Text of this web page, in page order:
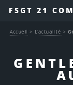
FSGT 21
Accueil > L’actualité >